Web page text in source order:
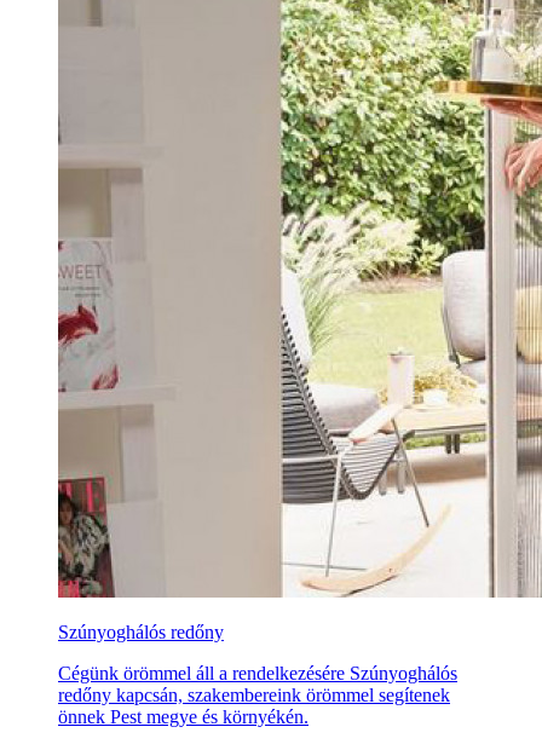
Szúnyoghálós redőny
Cégünk örömmel áll a rendelkezésére Szúnyoghálós
redőny kapcsán, szakembereink örömmel segítenek
önnek Pest megye és környékén.